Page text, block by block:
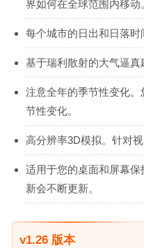
界如何在全球范围内移动
每个城市的日出和日落时
基于瑞利散射的大气逼真
注意全年的季节性变化
节性变化。
高分辨率3D模拟。针对
适用于您的桌面和屏幕保
新会不断更新。
v1.26 版本